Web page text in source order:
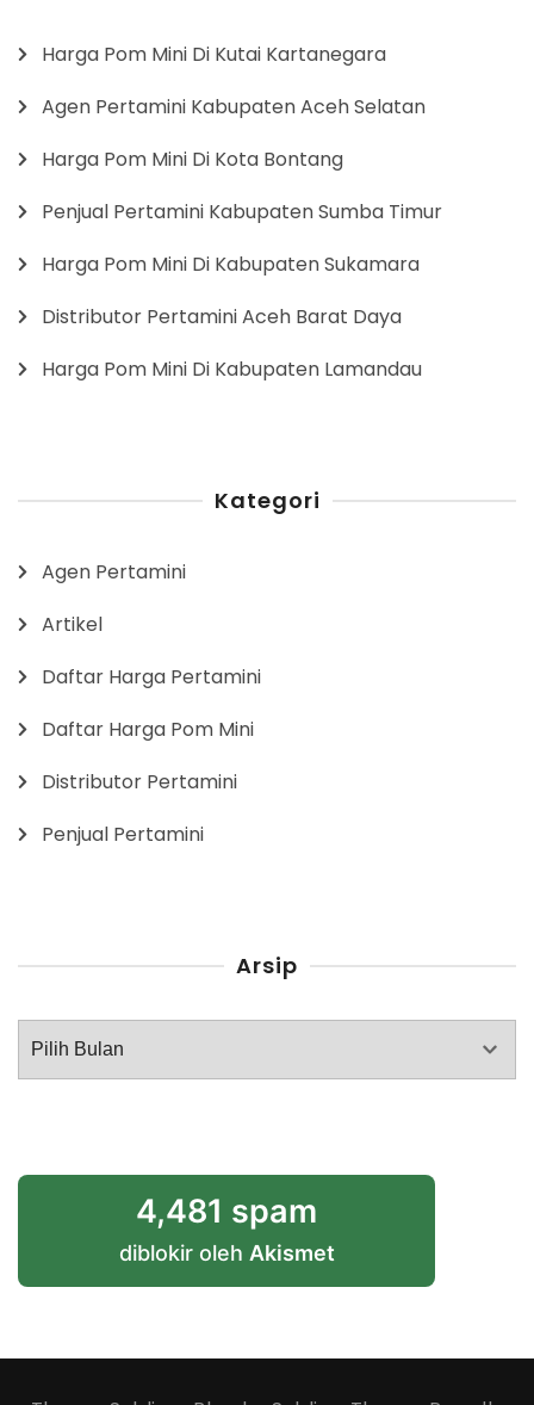
Harga Pom Mini Di Kutai Kartanegara
Agen Pertamini Kabupaten Aceh Selatan
Harga Pom Mini Di Kota Bontang
Penjual Pertamini Kabupaten Sumba Timur
Harga Pom Mini Di Kabupaten Sukamara
Distributor Pertamini Aceh Barat Daya
Harga Pom Mini Di Kabupaten Lamandau
Kategori
Agen Pertamini
Artikel
Daftar Harga Pertamini
Daftar Harga Pom Mini
Distributor Pertamini
Penjual Pertamini
Arsip
Arsip
4,481 spam
diblokir oleh Akismet